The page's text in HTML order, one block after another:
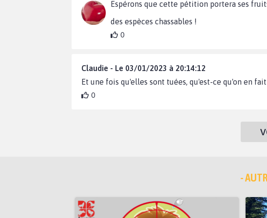
Espérons que cette pétition portera ses
des espèces chassables !
0
Claudie - Le 03/01/2023 à 20:14:12
Et une fois qu'elles sont tuées, qu'est-ce qu'on en fait
0
-